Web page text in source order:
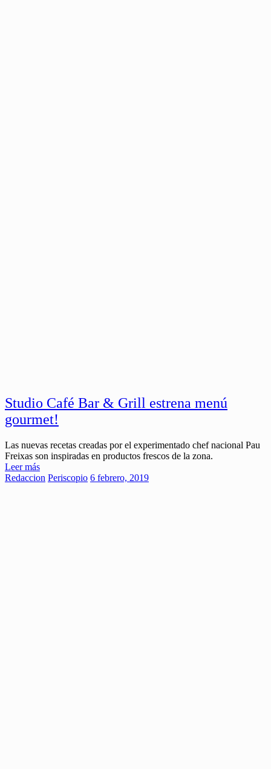
Studio Café Bar & Grill estrena menú
gourmet!
Las nuevas recetas creadas por el experimentado chef nacional Pau
Freixas son inspiradas en productos frescos de la zona.
Leer más
Redaccion Periscopio 6 febrero, 2019